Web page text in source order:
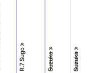
R.7 Sugo Suzuka Suzuka